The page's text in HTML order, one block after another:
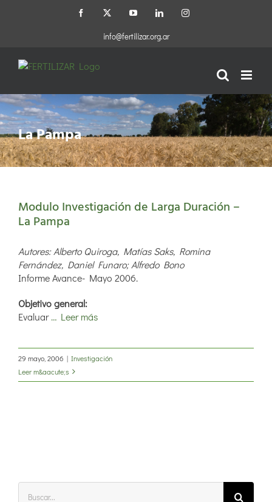
Facebook
X YouTubeLinkedInInstagram
info@fertilizar.org.ar
La Pampa
Modulo Investigación de Larga Duración –
La Pampa
Autores: Alberto Quiroga, Matías Saks, Romina
Fernández, Daniel Funaro; Alfredo Bono
Informe Avance- Mayo 2006.
Objetivo general:
Evaluar… Leer más
29 mayo, 2006 | Investigación
Leer m&aacute;s
Buscar: